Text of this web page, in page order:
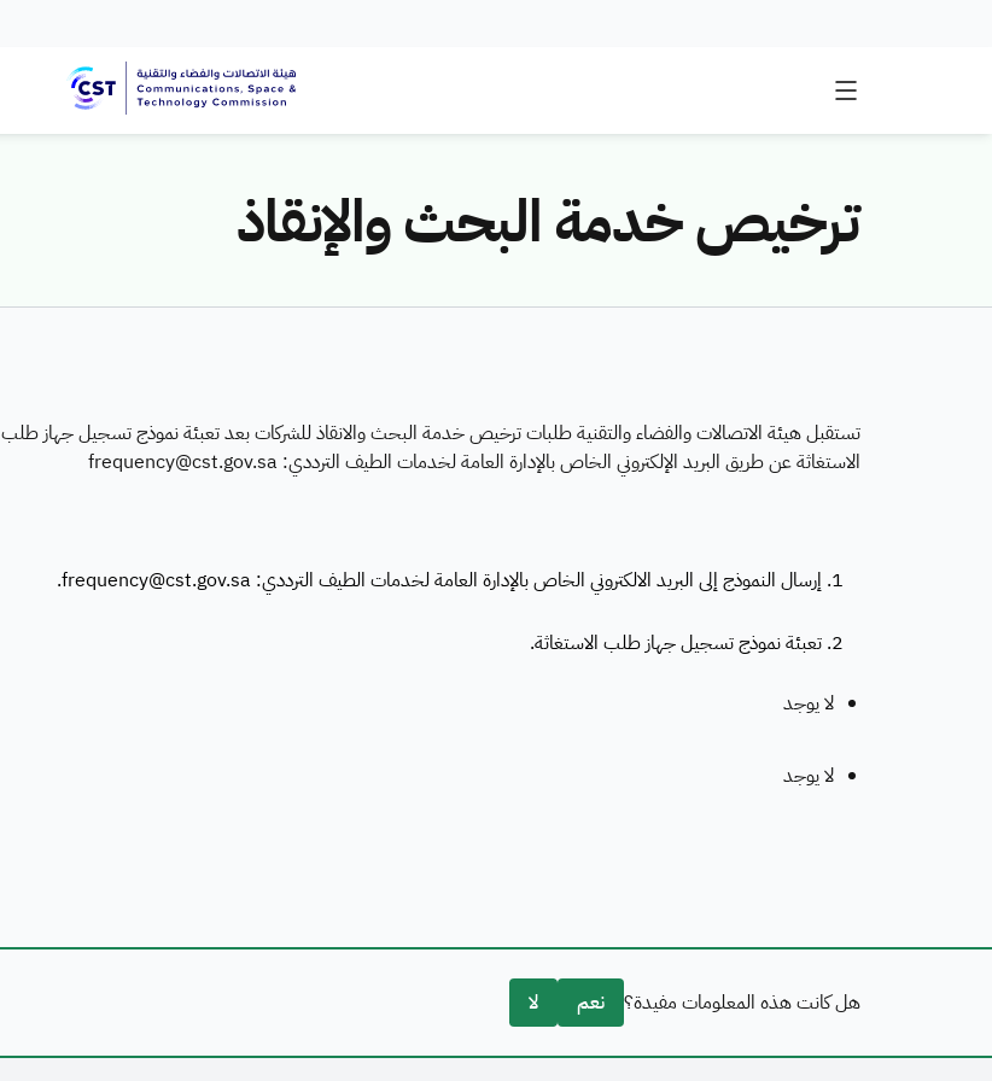
ترخيص خدمة البحث والإنقاذ
تستقبل هيئة الاتصالات والفضاء والتقنية طلبات ترخيص خدمة البحث والانقاذ للشركات بعد تعبئة نموذج تسجيل جهاز طلب
الاستغاثة عن طريق البريد الإلكتروني الخاص بالإدارة العامة لخدمات الطيف الترددي: frequency@cst.gov.sa
1. إرسال النموذج إلى البريد الالكتروني الخاص بالإدارة العامة لخدمات الطيف الترددي: frequency@cst.gov.sa.
2. تعبئة نموذج تسجيل جهاز طلب الاستغاثة.
لا يوجد
لا يوجد
هل كانت هذه المعلومات مفيدة؟ نعم لا